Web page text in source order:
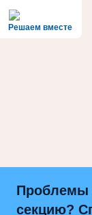
Решаем вместе
Проблемы
секцию?